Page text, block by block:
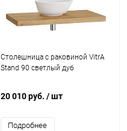
Столешница с раковиной VitrA
Stand 90 светлый дуб
20 010 руб. / шт
Подробнее